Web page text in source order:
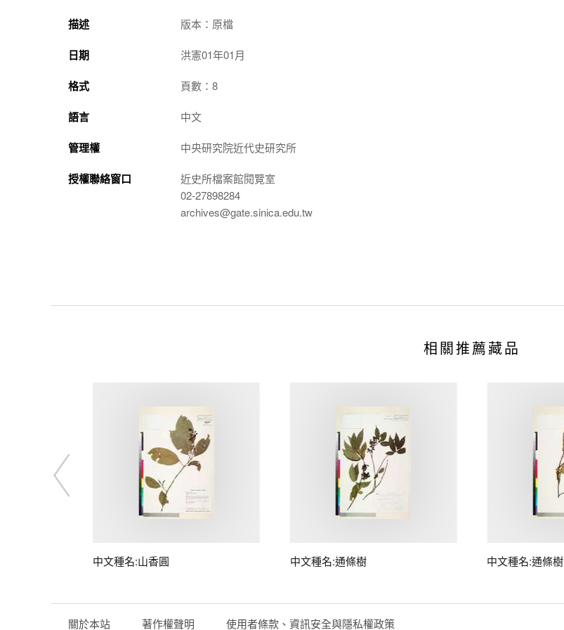
描述 版本：原檔
日期 洪憲01年01月
格式 頁數：8
語言 中文
管理權 中央研究院近代史研究所
授權聯絡窗口
近史所檔案館閱覽室
02-27898284
archives@gate.sinica.edu.tw
相關推薦藏品
中文種名:山香圓 中文種名:通條樹 中文種名:通條樹
關於本站 著作權聲明 使用者條款、資訊安全與隱私權政策